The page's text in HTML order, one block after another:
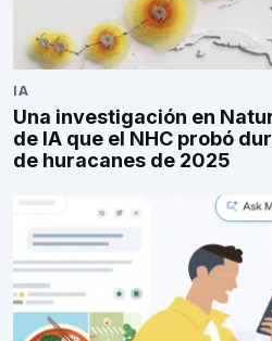
IA
Una investigación en
de IA que el NHC probó
de huracanes de 2025